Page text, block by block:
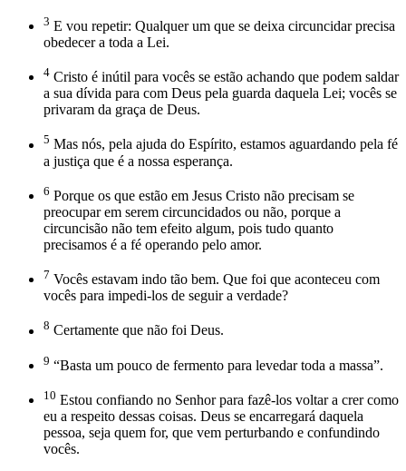
3 E vou repetir: Qualquer um que se deixa circuncidar precisa
obedecer a toda a Lei.
4 Cristo é inútil para vocês se estão achando que podem saldar
a sua dívida para com Deus pela guarda daquela Lei; vocês se
privaram da graça de Deus.
5 Mas nós, pela ajuda do Espírito, estamos aguardando pela fé
a justiça que é a nossa esperança.
6 Porque os que estão em Jesus Cristo não precisam se
preocupar em serem circuncidados ou não, porque a
circuncisão não tem efeito algum, pois tudo quanto
precisamos é a fé operando pelo amor.
7 Vocês estavam indo tão bem. Que foi que aconteceu com
vocês para impedi-los de seguir a verdade?
8 Certamente que não foi Deus.
9 “Basta um pouco de fermento para levedar toda a massa”.
10 Estou confiando no Senhor para fazê-los voltar a crer como
eu a respeito dessas coisas. Deus se encarregará daquela
pessoa, seja quem for, que vem perturbando e confundindo
vocês.